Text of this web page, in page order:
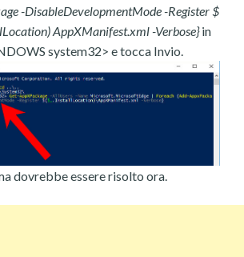
-DisableDevelopmentMode -Register $
AppXManifest.xml -Verbose}in
system32> e tocca Invio.
dovrebbe essere risolto ora.